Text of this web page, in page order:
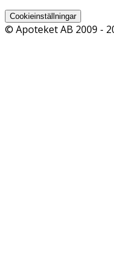
Cookieinställningar
© Apoteket AB 2009 -